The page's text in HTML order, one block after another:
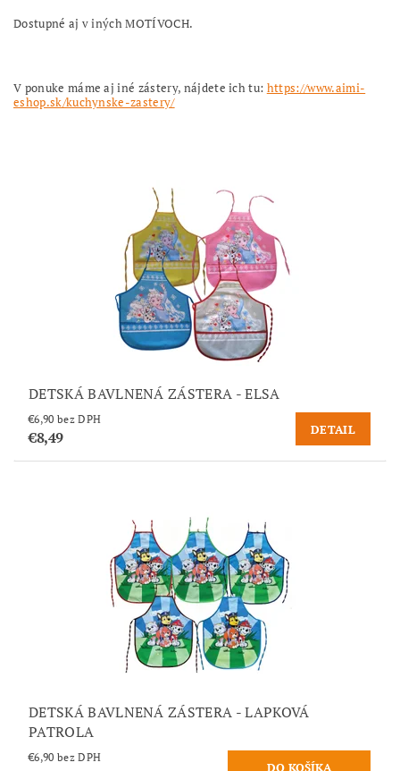
Dostupné aj v iných MOTÍVOCH.
V ponuke máme aj iné zástery, nájdete ich tu: https://www.aimi-
eshop.sk/kuchynske-zastery/
DETSKÁ BAVLNENÁ ZÁSTERA - ELSA
€6,90 bez DPH
€8,49 DETAIL
DETSKÁ BAVLNENÁ ZÁSTERA - LAPKOVÁ
PATROLA
€6,90 bez DPH